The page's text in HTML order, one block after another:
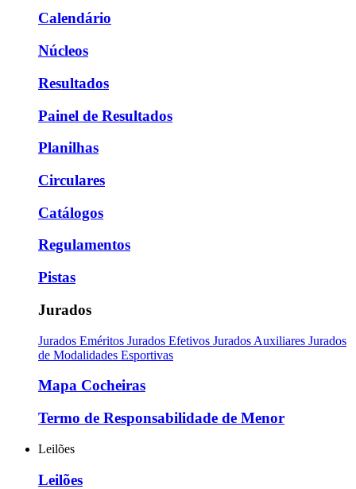
Calendário
Núcleos
Resultados
Painel de Resultados
Planilhas
Circulares
Catálogos
Regulamentos
Pistas
Jurados
Jurados Eméritos Jurados Efetivos Jurados Auxiliares Jurados
de Modalidades Esportivas
Mapa Cocheiras
Termo de Responsabilidade de Menor
Leilões
Leilões